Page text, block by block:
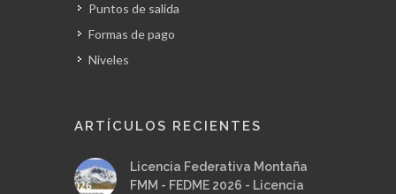
Puntos de salida
Formas de pago
Niveles
ARTÍCULOS RECIENTES
Licencia Federativa Montaña
FMM - FEDME 2026 - Licencia